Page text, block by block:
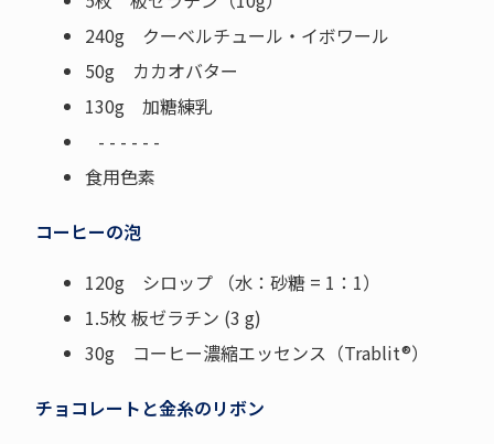
240g クーベルチュール・イボワール
50g カカオバター
130g 加糖練乳
- - - - - -
食用色素
コーヒーの泡
120g シロップ （水：砂糖 = 1：1）
1.5枚 板ゼラチン (3 g)
30g コーヒー濃縮エッセンス（Trablit®）
チョコレートと金糸のリボン